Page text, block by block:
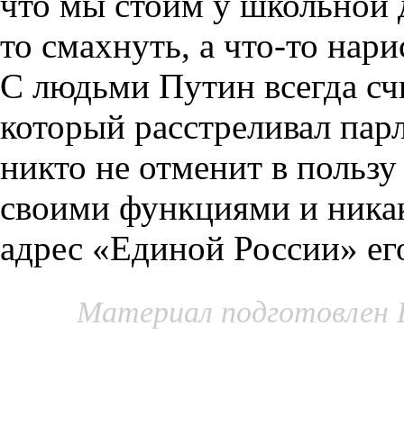
то смахнуть, а что-то
С людьми Путин всегда
который расстреливал
никто не отменит в
своими функциями и
адрес «Единой России»
Материал подготовлен